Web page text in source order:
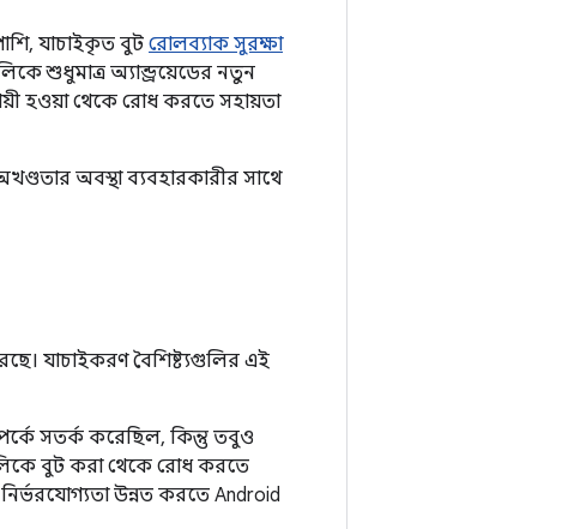
যাচাইকৃত বুট রোলব্যাক সুরক্ষা
শুধুমাত্র অ্যান্ড্রয়েডের নতুন
হওয়া থেকে রোধ করতে সহায়তা
অবস্থা ব্যবহারকারীর সাথে
যাচাইকরণ বৈশিষ্ট্যগুলির এই
সতর্ক করেছিল, কিন্তু তবুও
বুট করা থেকে রোধ করতে
উন্নত করতে Android